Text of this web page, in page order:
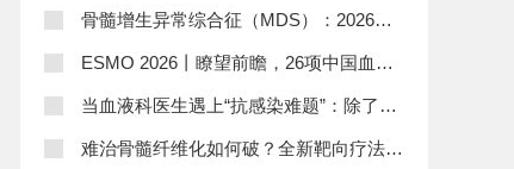
负荷联合sBCMA优化R-ISS体系丨EHA
2026
骨髓增生异常综合征（MDS）：2026年
诊断、风险分层与管理更新
ESMO 2026丨瞭望前瞻，26项中国血液
肿瘤研究亮相ESMO，一文速览
当血液科医生遇上“抗感染难题”：除了请
会诊，你还需要一个靠谱的AI
难治骨髓纤维化如何破？全新靶向疗法解